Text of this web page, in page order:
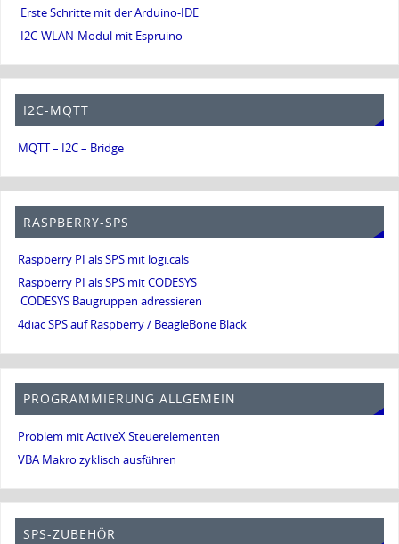
Erste Schritte mit der Arduino-IDE
I2C-WLAN-Modul mit Espruino
I2C-MQTT
MQTT – I2C – Bridge
RASPBERRY-SPS
Raspberry PI als SPS mit logi.cals
Raspberry PI als SPS mit CODESYS
CODESYS Baugruppen adressieren
4diac SPS auf Raspberry / BeagleBone Black
PROGRAMMIERUNG ALLGEMEIN
Problem mit ActiveX Steuerelementen
VBA Makro zyklisch ausführen
SPS-ZUBEHÖR